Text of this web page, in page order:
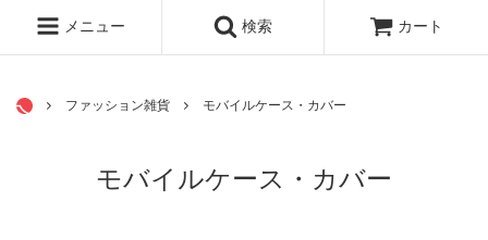
メニュー 検索 カート
ファッション雑貨 モバイルケース・カバー
モバイルケース・カバー
シリーズで探す